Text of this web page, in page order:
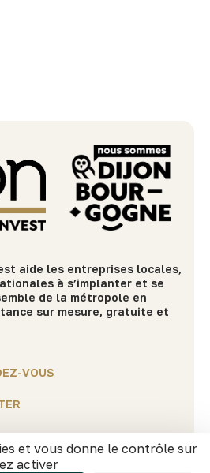
et vous donne le contrôle sur
activer
aide les entreprises locales,
à s’implanter et se
de la métropole en
sur mesure, gratuite et
VOUS